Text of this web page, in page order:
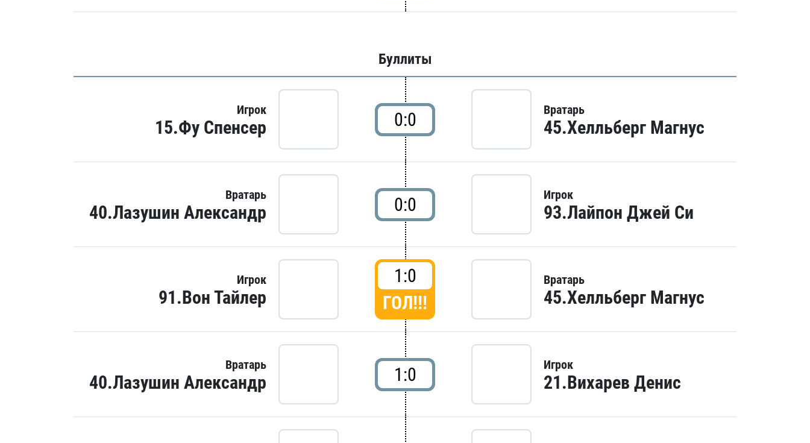
Буллиты
Игрок
15.Фу Спенсер 0:0 Вратарь
45.Хелльберг Магнус
Вратарь
40.Лазушин Александр 0:0 Игрок
93.Лайпон Джей Си
Игрок
91.Вон Тайлер
1:0
ГОЛ!!!
Вратарь
45.Хелльберг Магнус
Вратарь
40.Лазушин Александр 1:0 Игрок
21.Вихарев Денис